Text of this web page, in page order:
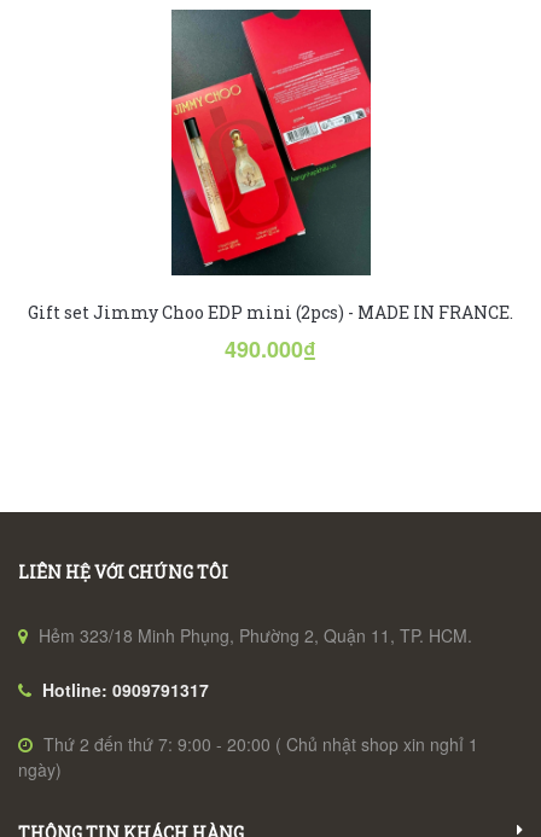
Gift set Jimmy Choo EDP mini (2pcs) - MADE IN FRANCE.
490.000₫
LIÊN HỆ VỚI CHÚNG TÔI
Hẻm 323/18 Minh Phụng, Phường 2, Quận 11, TP. HCM.
Hotline: 0909791317
Thứ 2 đến thứ 7: 9:00 - 20:00 ( Chủ nhật shop xin nghỉ 1
ngày)